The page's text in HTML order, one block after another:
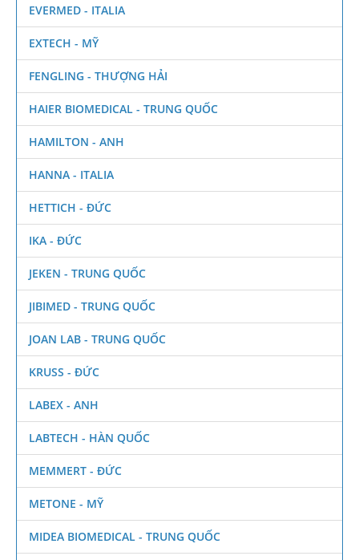
EVERMED - ITALIA
EXTECH - MỸ
FENGLING - THƯỢNG HẢI
HAIER BIOMEDICAL - TRUNG QUỐC
HAMILTON - ANH
HANNA - ITALIA
HETTICH - ĐỨC
IKA - ĐỨC
JEKEN - TRUNG QUỐC
JIBIMED - TRUNG QUỐC
JOAN LAB - TRUNG QUỐC
KRUSS - ĐỨC
LABEX - ANH
LABTECH - HÀN QUỐC
MEMMERT - ĐỨC
METONE - MỸ
MIDEA BIOMEDICAL - TRUNG QUỐC